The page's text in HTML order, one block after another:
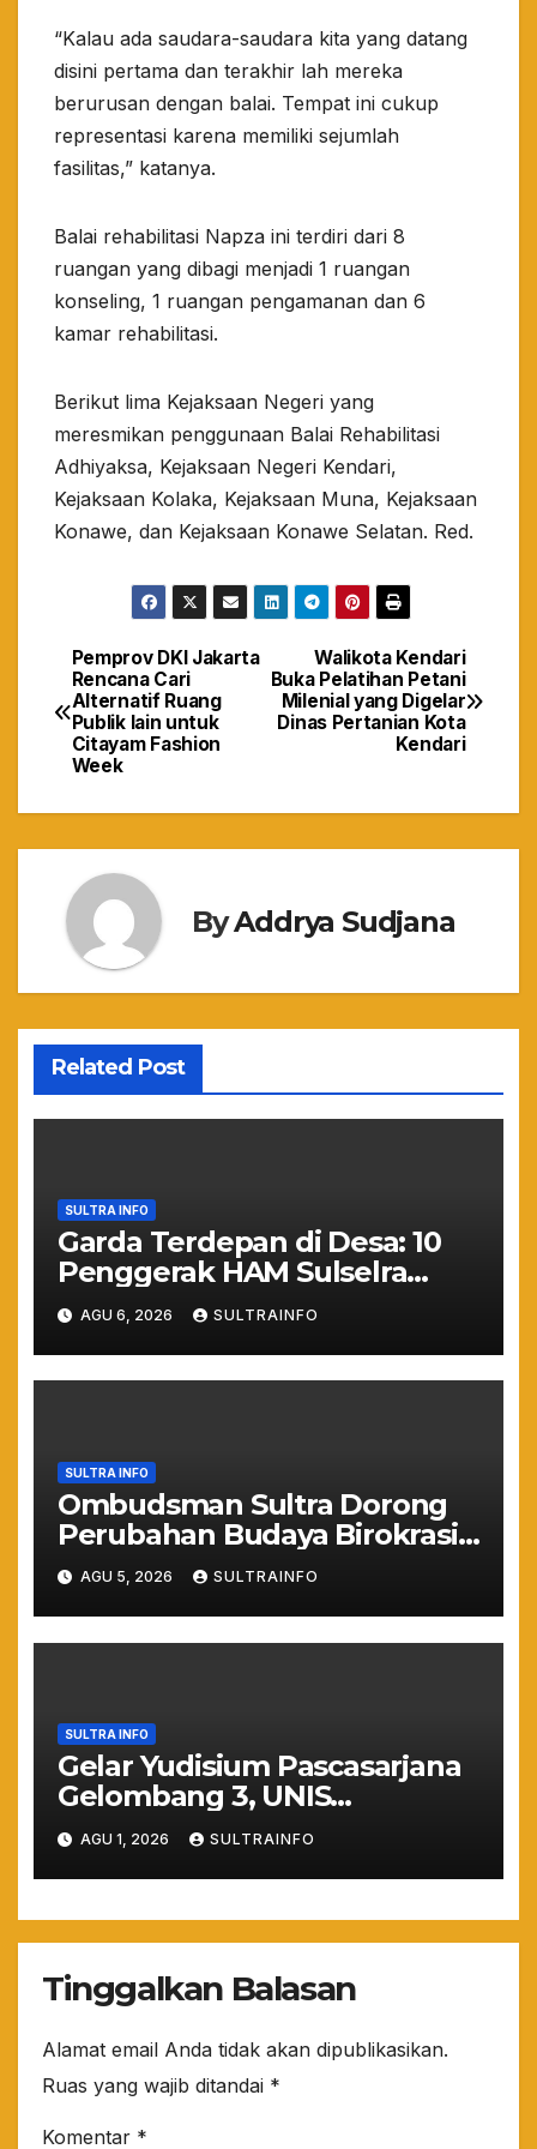
“Kalau ada saudara-saudara kita yang datang
disini pertama dan terakhir lah mereka
berurusan dengan balai. Tempat ini cukup
representasi karena memiliki sejumlah
fasilitas,” katanya.
Balai rehabilitasi Napza ini terdiri dari 8
ruangan yang dibagi menjadi 1 ruangan
konseling, 1 ruangan pengamanan dan 6
kamar rehabilitasi.
Berikut lima Kejaksaan Negeri yang
meresmikan penggunaan Balai Rehabilitasi
Adhiyaksa, Kejaksaan Negeri Kendari,
Kejaksaan Kolaka, Kejaksaan Muna, Kejaksaan
Konawe, dan Kejaksaan Konawe Selatan. Red.
Navigasi
pos
Walikota Kendari
Buka Pelatihan Petani
Milenial yang Digelar
Dinas Pertanian Kota
Kendari
Pemprov DKI Jakarta
Rencana Cari
Alternatif Ruang
Publik lain untuk
Citayam Fashion
Week
ByAddrya Sudjana
Related Post
SULTRA INFO
Garda Terdepan di Desa: 10
Penggerak HAM Sulselra
Resmi Bertugas Mengawal
Asta Cita Prabowo
AGU 6, 2026 SULTRAINFO
SULTRA INFO
Ombudsman Sultra Dorong
Perubahan Budaya Birokrasi
Lewat Penilaian
Maladministrasi 2026
AGU 5, 2026 SULTRAINFO
SULTRA INFO
Gelar Yudisium Pascasarjana
Gelombang 3, UNIS
Tangerang Cetak 243
Magister Berdaya Saing
Global dari Pelosok Negeri
hingga Mancanegara
AGU 1, 2026 SULTRAINFO
Tinggalkan Balasan
Alamat email Anda tidak akan dipublikasikan.
Ruas yang wajib ditandai *
Komentar *